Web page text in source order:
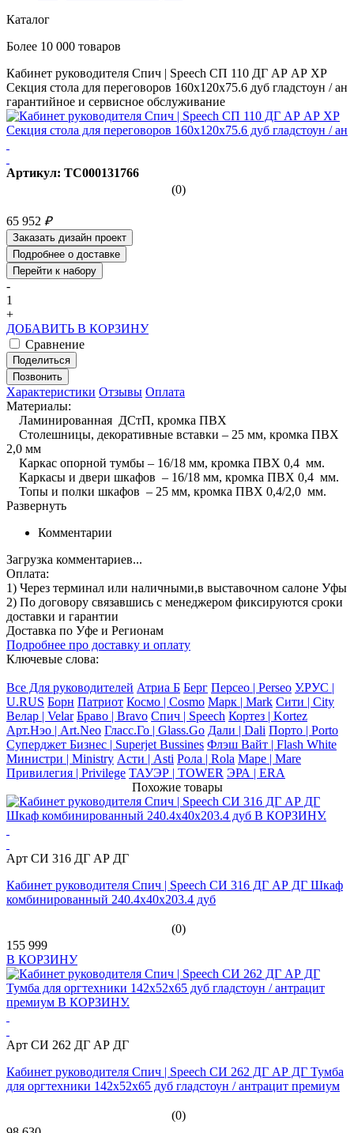
Каталог
Более 10 000 товаров
Кабинет руководителя Спич | Speech СП 110 ДГ АР АР ХР
Секция стола для переговоров 160x120x75.6 дуб гладстоун / ан
гарантийное и сервисное обслуживание
Артикул: ТС000131766
(0)
65 952 ₽
Заказать дизайн проект
Подробнее о доставке
Перейти к набору
-
1
+
ДОБАВИТЬ В КОРЗИНУ
Сравнение
Поделиться
Позвонить
Характеристики Отзывы Оплата
Материалы:
Ламинированная ДСтП, кромка ПВХ
Столешницы, декоративные вставки – 25 мм, кромка ПВХ
2,0 мм
Каркас опорной тумбы – 16/18 мм, кромка ПВХ 0,4 мм.
Каркасы и двери шкафов – 16/18 мм, кромка ПВХ 0,4 мм.
Топы и полки шкафов – 25 мм, кромка ПВХ 0,4/2,0 мм.
Развернуть
Комментарии
Загрузка комментариев...
Оплата:
1) Через терминал или наличными,в выставочном салоне Уфы
2) По договору связавшись с менеджером фиксируются сроки
доставки и гарантии
Доставка по Уфе и Регионам
Подробнее про доставку и оплату
Ключевые слова:
Все Для руководителей Атриа Б Берг Персео | Perseo У.РУС |
U.RUS Борн Патриот Космо | Cosmo Марк | Mark Сити | City
Велар | Velar Браво | Bravo Спич | Speech Кортез | Kortez
Арт.Нэо | Art.Neo Гласс.Го | Glass.Go Дали | Dali Порто | Porto
Суперджет Бизнес | Superjet Bussines Флэш Вайт | Flash White
Министри | Ministry Асти | Asti Рола | Rola Маре | Mare
Привилегия | Privilege ТАУЭР | TOWER ЭРА | ERA
Похожие товары
Арт СИ 316 ДГ АР ДГ
Кабинет руководителя Спич | Speech СИ 316 ДГ АР ДГ Шкаф
комбинированный 240.4x40x203.4 дуб
(0)
155 999
В КОРЗИНУ
Арт СИ 262 ДГ АР ДГ
Кабинет руководителя Спич | Speech СИ 262 ДГ АР ДГ Тумба
для оргтехники 142x52x65 дуб гладстоун / антрацит премиум
(0)